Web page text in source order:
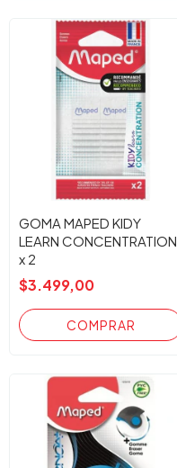
GOMA MAPED KIDY
LEARN CONCENTRATION
x 2
$3.499,00